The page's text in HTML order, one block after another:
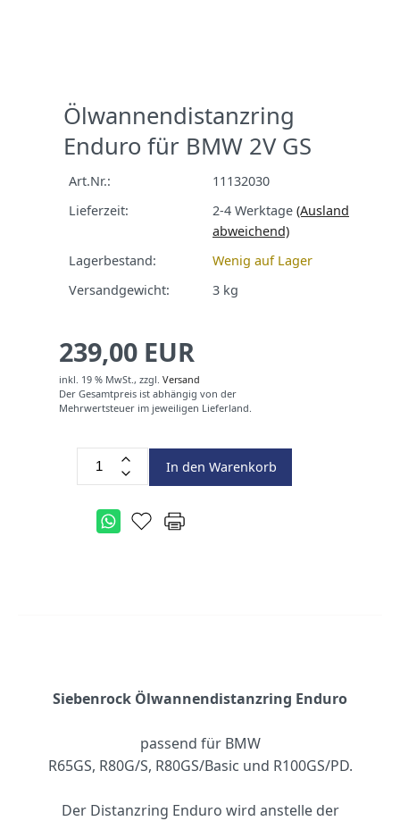
Ölwannendistanzring
Enduro für BMW 2V GS
Art.Nr.:
11132030
Lieferzeit:
2-4 Werktage (Ausland
abweichend)
Lagerbestand:
Wenig auf Lager
Versandgewicht:
3 kg
239,00 EUR
inkl. 19 % MwSt., zzgl. Versand
Der Gesamtpreis ist abhängig von der
Mehrwertsteuer im jeweiligen Lieferland.
In den Warenkorb
Siebenrock Ölwannendistanzring Enduro
passend für BMW
R65GS, R80G/S, R80GS/Basic und R100GS/PD.
Der Distanzring Enduro wird anstelle der